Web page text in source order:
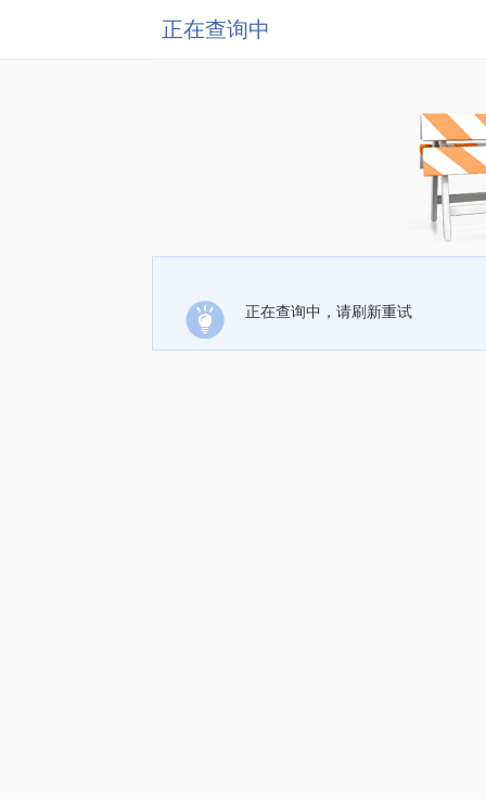
正在查询中
正在查询中，请刷新重试